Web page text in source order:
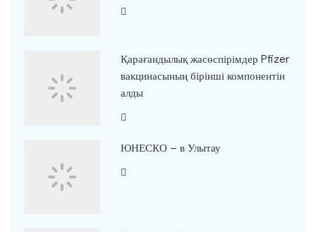
Қарағандылық жасөспірімдер Pfizer
вакцинасының бірінші компонентін
алды
ЮНЕСКО – в Улытау